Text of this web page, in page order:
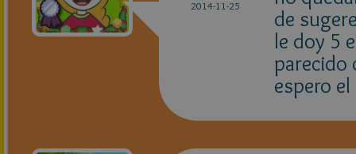
2014-11-25
de
le doy 5
parecido
espero